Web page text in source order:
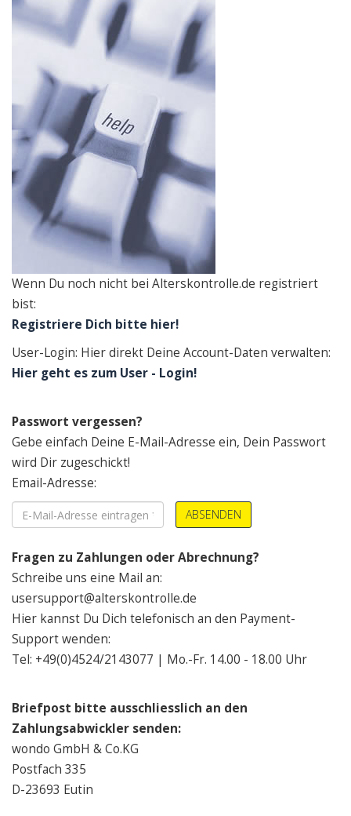
Wenn Du noch nicht bei Alterskontrolle.de registriert
bist:
Registriere Dich bitte hier!
User-Login: Hier direkt Deine Account-Daten verwalten:
Hier geht es zum User - Login!
Passwort vergessen?
Gebe einfach Deine E-Mail-Adresse ein, Dein Passwort
wird Dir zugeschickt!
Email-Adresse:
ABSENDEN
Fragen zu Zahlungen oder Abrechnung?
Schreibe uns eine Mail an:
usersupport@alterskontrolle.de
Hier kannst Du Dich telefonisch an den Payment-
Support wenden:
Tel: +49(0)4524/2143077 | Mo.-Fr. 14.00 - 18.00 Uhr
Briefpost bitte ausschliesslich an den
Zahlungsabwickler senden:
wondo GmbH & Co.KG
Postfach 335
D-23693 Eutin